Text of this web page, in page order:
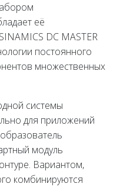
её
DC MASTER
постоянного
множественных
системы
для приложений
модуль
Вариантом,
комбинируются